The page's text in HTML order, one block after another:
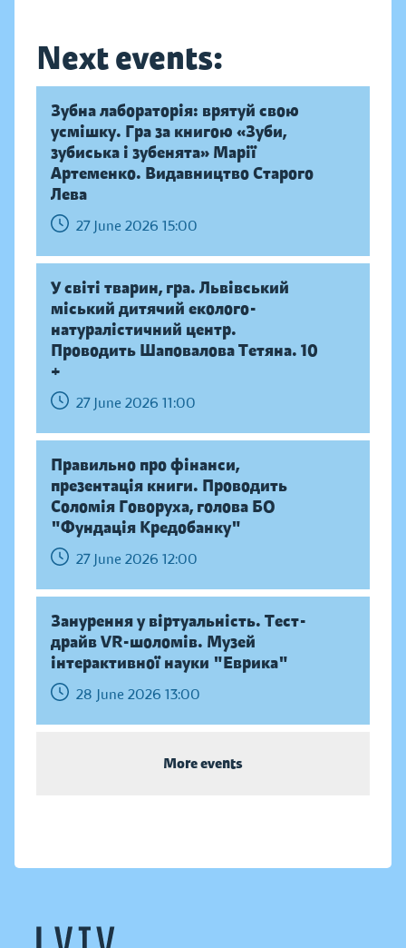
Next events:
Зубна лабораторія: врятуй свою
усмішку. Гра за книгою «Зуби,
зубиська і зубенята» Марії
Артеменко. Видавництво Старого
Лева
27 June 2026 15:00
У світі тварин, гра. Львівський
міський дитячий еколого-
натуралістичний центр.
Проводить Шаповалова Тетяна. 10
+
27 June 2026 11:00
Правильно про фінанси,
презентація книги. Проводить
Соломія Говоруха, голова БО
"Фундація Кредобанку"
27 June 2026 12:00
Занурення у віртуальність. Тест-
драйв VR-шоломів. Музей
інтерактивної науки "Еврика"
28 June 2026 13:00
More events